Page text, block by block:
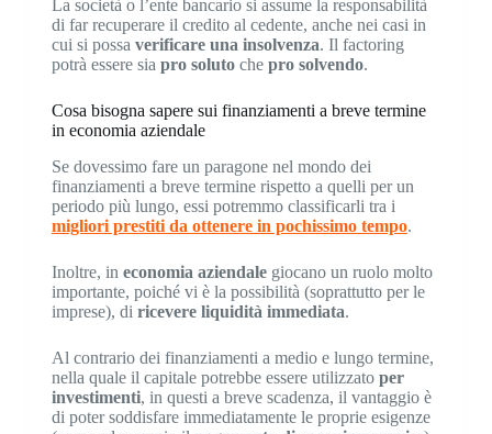
La società o l’ente bancario si assume la responsabilità
di far recuperare il credito al cedente, anche nei casi in
cui si possa verificare una insolvenza. Il factoring
potrà essere sia pro solutoche pro solvendo.
Cosa bisogna sapere sui finanziamenti a breve termine
in economia aziendale
Se dovessimo fare un paragone nel mondo dei
finanziamenti a breve termine rispetto a quelli per un
periodo più lungo, essi potremmo classificarli tra i
migliori prestiti da ottenere in pochissimo tempo.
Inoltre, in economia aziendalegiocano un ruolo molto
importante, poiché vi è la possibilità (soprattutto per le
imprese), di ricevere liquidità immediata.
Al contrario dei finanziamenti a medio e lungo termine,
nella quale il capitale potrebbe essere utilizzato per
investimenti, in questi a breve scadenza, il vantaggio è
di poter soddisfare immediatamente le proprie esigenze